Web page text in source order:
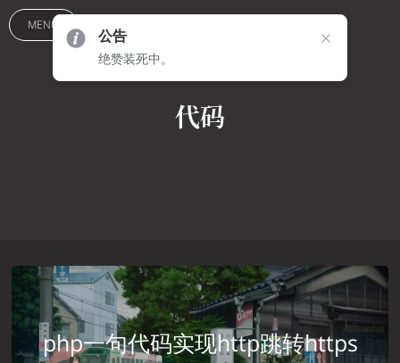
MENU
代码
php一句代码实现http跳转https
公告
绝赞装死中。